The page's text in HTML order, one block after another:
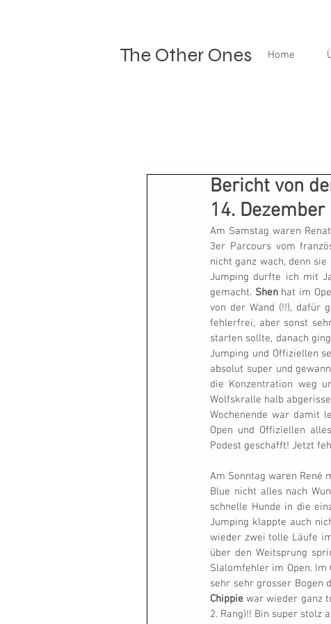
The Other Ones Home
Bericht von
14.
Am Samstag waren
3er Parcours vom
nicht ganz wach, denn
Jumping durfte ich mit
gemacht. Shen hat im
von der Wand (!!), dafür
fehlerfrei, aber sonst
starten sollte, danach
Jumping und Offiziellen
absolut super und
die Konzentration weg
Wolfskralle halb
Wochenende war damit
Open und Offiziellen
Podest geschafft! Jetzt
Am Sonntag waren René
Blue nicht alles nach
schnelle Hunde in die
Jumping klappte auch
wieder zwei tolle Läufe
über den Weitsprung
Slalomfehler im Open.
Chippie war wieder ganz
2. Rang)!! Bin super stolz